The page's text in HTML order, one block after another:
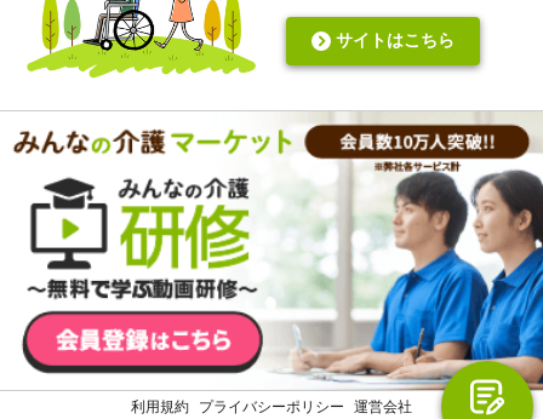
サイトはこちら
利用規約 プライバシーポリシー 運営会社